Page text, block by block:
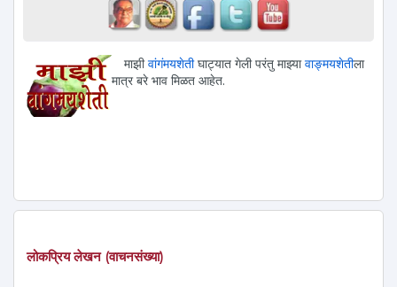
माझीवांगंमयशेतीघाट्यात गेली परंतु माझ्यावाङ्मयशेतीला
मात्र बरे भाव मिळत आहेत.
लोकप्रिय लेखन (वाचनसंख्या)